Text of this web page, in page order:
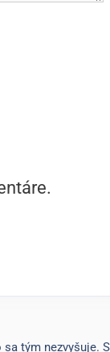
tým nezvyšuje.